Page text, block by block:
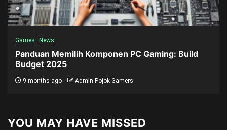
Games News
Panduan Memilih Komponen PC Gaming: Build
Budget 2025
9 months ago Admin Pojok Gamers
YOU MAY HAVE MISSED